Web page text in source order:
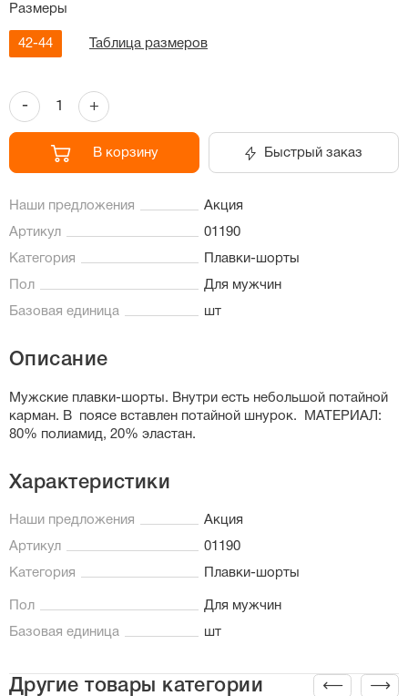
Размеры
42-44 Таблица размеров
- +
В корзину Быстрый заказ
Наши предложения Акция
Артикул 01190
Категория Плавки-шорты
Пол Для мужчин
Базовая единица шт
Описание
Мужские плавки-шорты. Внутри есть небольшой потайной
карман. В поясе вставлен потайной шнурок. МАТЕРИАЛ:
80% полиамид, 20% эластан.
Характеристики
Наши предложения Акция
Артикул 01190
Категория Плавки-шорты
Пол Для мужчин
Базовая единица шт
Другие товары категории